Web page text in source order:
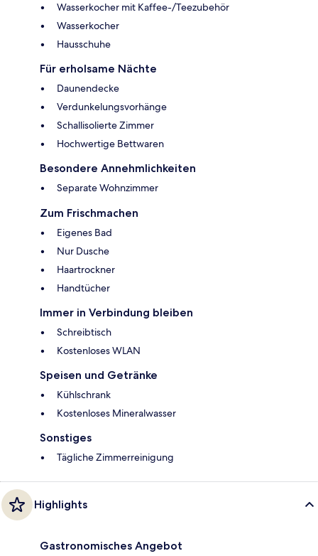
Wasserkocher mit Kaffee-/Teezubehör
Wasserkocher
Hausschuhe
Für erholsame Nächte
Daunendecke
Verdunkelungsvorhänge
Schallisolierte Zimmer
Hochwertige Bettwaren
Besondere Annehmlichkeiten
Separate Wohnzimmer
Zum Frischmachen
Eigenes Bad
Nur Dusche
Haartrockner
Handtücher
Immer in Verbindung bleiben
Schreibtisch
Kostenloses WLAN
Speisen und Getränke
Kühlschrank
Kostenloses Mineralwasser
Sonstiges
Tägliche Zimmerreinigung
Highlights
Gastronomisches Angebot